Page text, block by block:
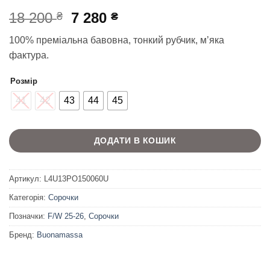
18 200₴
Оригінальна
18
7 280₴Поточна
7
100% преміальна бавовна, тонкий рубчик, м’яка
фактура.
Розмір
41 42 43 44 45
ДОДАТИ В КОШИК
Артикул: L4U13PO150060U
Категорія: Сорочки
Позначки: F/W 25-26, Сорочки
Бренд: Buonamassa